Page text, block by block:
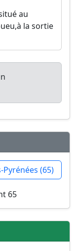
au
la sortie
(65)